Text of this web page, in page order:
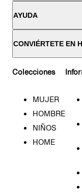
AYUDA
CONVIÉRTETE EN
Colecciones
MUJER
HOMBRE
NIÑOS
HOME